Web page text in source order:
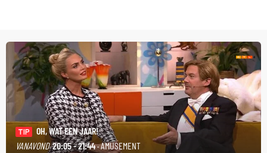
TIP
OH, WAT EEN JAAR!
VANAVOND 20:05 - 21:44· AMUSEMENT